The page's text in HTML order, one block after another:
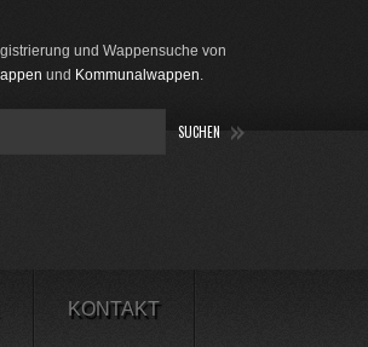
und Wappensuche von
und Kommunalwappen.
KONTAKT